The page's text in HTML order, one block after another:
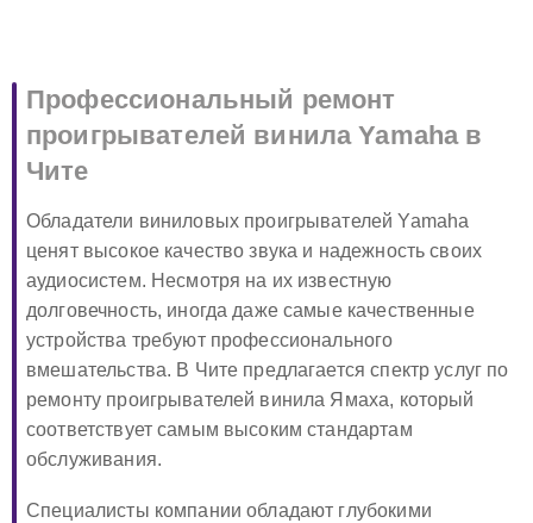
Профессиональный ремонт
проигрывателей винила Yamaha в
Чите
Обладатели виниловых проигрывателей Yamaha
ценят высокое качество звука и надежность своих
аудиосистем. Несмотря на их известную
долговечность, иногда даже самые качественные
устройства требуют профессионального
вмешательства. В Чите предлагается спектр услуг по
ремонту проигрывателей винила Ямаха, который
соответствует самым высоким стандартам
обслуживания.
Специалисты компании обладают глубокими